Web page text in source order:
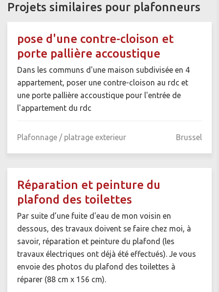
Projets similaires pour plafonneurs
pose d'une contre-cloison et
porte pallière accoustique
Dans les communs d'une maison subdivisée en 4
appartement, poser une contre-cloison au rdc et
une porte pallière accoustique pour l'entrée de
l'appartement du rdc
Plafonnage / platrage exterieur Brussel
Réparation et peinture du
plafond des toilettes
Par suite d’une fuite d'eau de mon voisin en
dessous, des travaux doivent se faire chez moi, à
savoir, réparation et peinture du plafond (les
travaux électriques ont déjà été effectués). Je vous
envoie des photos du plafond des toilettes à
réparer (88 cm x 156 cm).